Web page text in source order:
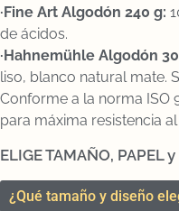
·Fine Art Algodón 240 g:
de ácidos.
·Hahnemühle Algodón
liso, blanco natural mate.
Conforme a la norma ISO
para máxima resistencia
ELIGE TAMAÑO, PAPEL
¿Qué tamaño y diseño